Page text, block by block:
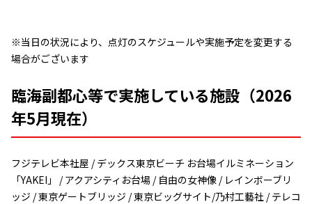
※当日の状況により、点灯のスケジュールや実施予定を変更する
場合がございます
臨海副都心等で実施している施設（2026
年5月現在）
フジテレビ本社屋 / デックス東京ビーチ お台場イルミネーション
「YAKEI」 / アクアシティお台場 / 自由の女神像 / レインボーブリ
ッジ / 東京ゲートブリッジ / 東京ビッグサイト/乃村工藝社 / テレコ